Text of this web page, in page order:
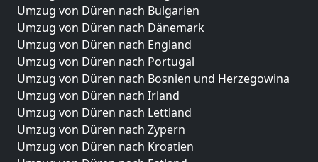
Umzug von Düren nach Bulgarien
Umzug von Düren nach Dänemark
Umzug von Düren nach England
Umzug von Düren nach Portugal
Umzug von Düren nach Bosnien und Herzegowina
Umzug von Düren nach Irland
Umzug von Düren nach Lettland
Umzug von Düren nach Zypern
Umzug von Düren nach Kroatien